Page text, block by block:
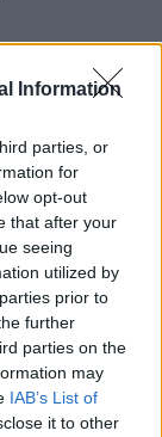
Information
parties, or
for
opt-out
that after your
seeing
utilized by
prior to
further
parties on the
may
IAB’s List of
it to other
ΑΥΓΗ ο γ.γ.
όλα τα
Δευτέρας.
και